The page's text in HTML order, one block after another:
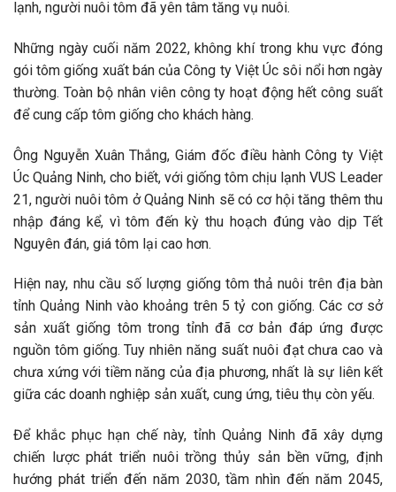
lạnh, người nuôi tôm đã yên tâm tăng vụ nuôi.
Những ngày cuối năm 2022, không khí trong khu vực đóng
gói tôm giống xuất bán của Công ty Việt Úc sôi nổi hơn ngày
thường. Toàn bộ nhân viên công ty hoạt động hết công suất
để cung cấp tôm giống cho khách hàng.
Ông Nguyễn Xuân Thắng, Giám đốc điều hành Công ty Việt
Úc Quảng Ninh, cho biết, với giống tôm chịu lạnh VUS Leader
21, người nuôi tôm ở Quảng Ninh sẽ có cơ hội tăng thêm thu
nhập đáng kể, vì tôm đến kỳ thu hoạch đúng vào dịp Tết
Nguyên đán, giá tôm lại cao hơn.
Hiện nay, nhu cầu số lượng giống tôm thả nuôi trên địa bàn
tỉnh Quảng Ninh vào khoảng trên 5 tỷ con giống. Các cơ sở
sản xuất giống tôm trong tỉnh đã cơ bản đáp ứng được
nguồn tôm giống. Tuy nhiên năng suất nuôi đạt chưa cao và
chưa xứng với tiềm năng của địa phương, nhất là sự liên kết
giữa các doanh nghiệp sản xuất, cung ứng, tiêu thụ còn yếu.
Để khắc phục hạn chế này, tỉnh Quảng Ninh đã xây dựng
chiến lược phát triển nuôi trồng thủy sản bền vững, định
hướng phát triển đến năm 2030, tầm nhìn đến năm 2045,